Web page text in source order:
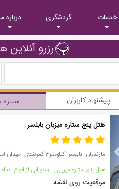
خدمات گردشگری درباره ما
رزرو
پیشنهاد کاربران
Previous
هتل پنج ستاره میزبان بابلسر
مازندران- بابلسر- کیلومتر3 کمربندی- میدان امام حسین (ع)- هتل میزبان بابلسر
موقعیت روی نقشه